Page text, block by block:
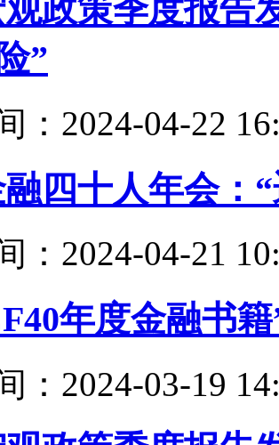
观政策季度报告
”
：2024-04-22
融四十人年会：
：2024-04-21
年度金融书
：2024-03-19